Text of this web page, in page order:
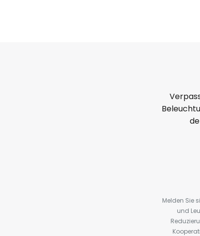
Melden Sie
und